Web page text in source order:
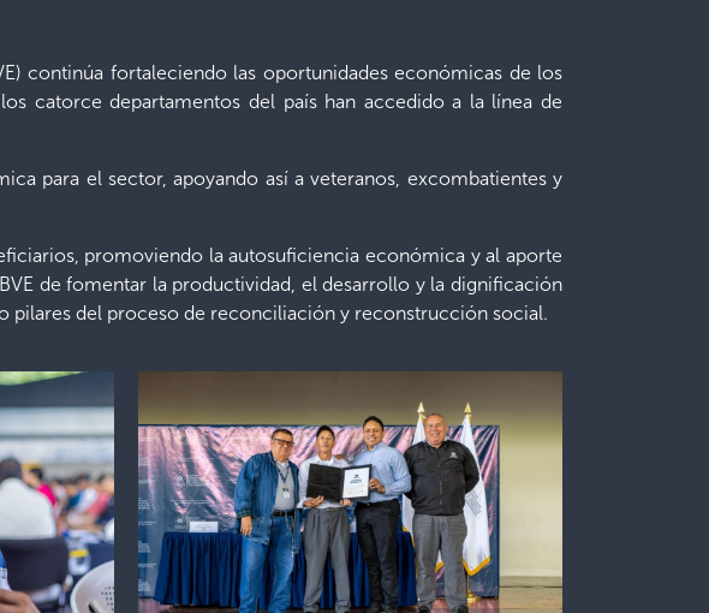
continúa fortaleciendo las oportunidades económicas de los
catorce departamentos del país han accedido a la línea de
para el sector, apoyando así a veteranos, excombatientes y
promoviendo la autosuficiencia económica y al aporte
de fomentar la productividad, el desarrollo y la dignificación
del proceso de reconciliación y reconstrucción social.